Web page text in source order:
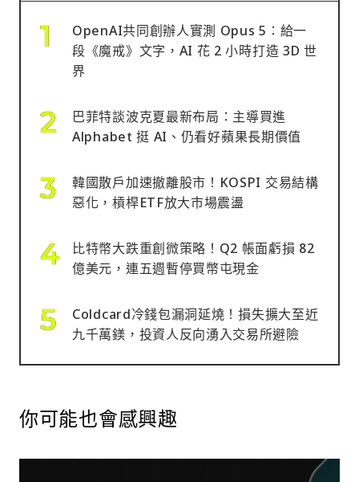
OpenAI共同創辦人實測 Opus 5：給一
段《魔戒》文字，AI 花 2 小時打造 3D 世
界
巴菲特談波克夏最新布局：主導買進
Alphabet 挺 AI、仍看好蘋果長期價值
韓國散戶加速撤離股市！KOSPI 交易結構
惡化，槓桿ETF放大市場震盪
比特幣大跌重創微策略！Q2 帳面虧損 82
億美元，連五週暫停買幣屯現金
Coldcard冷錢包漏洞延燒！損失擴大至近
九千萬鎂，投資人反向湧入交易所避險
你可能也會感興趣